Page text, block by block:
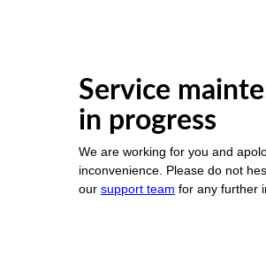
Service
in progress
We are working for you and
inconvenience. Please do not
our support team for any further